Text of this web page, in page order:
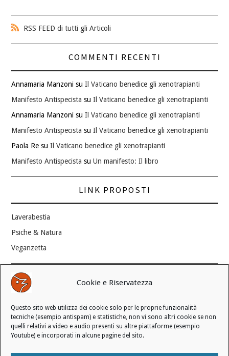
Cookie e Riservatezza
Questo sito web utilizza dei cookie solo per le proprie funzionalità
tecniche (esempio antispam) e statistiche, non vi sono altri cookie se non
quelli relativi a video e audio presenti su altre piattaforme (esempio
Youtube) e incorporati in alcune pagine del sito.
RSS FEED di tutti gli Articoli
COMMENTI RECENTI
Annamaria Manzoni suIl Vaticano benedice gli xenotrapianti
Manifesto Antispecista suIl Vaticano benedice gli xenotrapianti
Annamaria Manzoni suIl Vaticano benedice gli xenotrapianti
Manifesto Antispecista suIl Vaticano benedice gli xenotrapianti
Paola Re suIl Vaticano benedice gli xenotrapianti
Manifesto Antispecista suUn manifesto: Il libro
LINK PROPOSTI
Laverabestia
Psiche & Natura
Veganzetta
Modifica consenso ai cookie
REVOCA IL TUO CONSENSO
Stato attuale: Negato